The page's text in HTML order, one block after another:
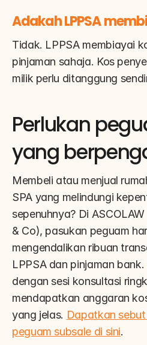
Adakah LPPSA
Tidak. LPPSA membiayai
pinjaman sahaja. Kos
milik perlu ditanggung
Perlukan
yang
Membeli atau menjual
SPA yang melindungi
sepenuhnya? Di
& Co), pasukan peguam
mengendalikan ribuan
LPPSA dan pinjaman
dengan sesi konsultasi
mendapatkan anggaran
yang jelas. Dapatkan
peguam subsale di sini.